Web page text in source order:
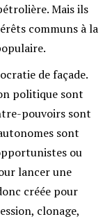
Mais ils
communs à la
de façade.
politique sont
pouvoirs sont
sont
ou
lancer une
créée pour
clonage,